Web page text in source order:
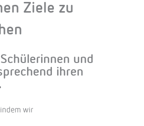
Ziele zu
und
ihren
wir